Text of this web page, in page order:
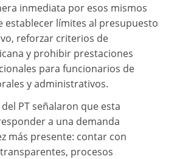
inmediata por esos mismos
establecer límites al presupuesto
reforzar criterios de
y prohibir prestaciones
para funcionarios de
y administrativos.
PT señalaron que esta
a una demanda
más presente: contar con
procesos